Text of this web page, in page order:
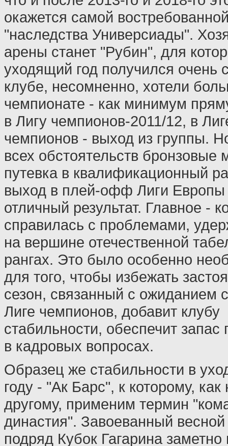
окажется самой
"наследства Универсиады".
арены станет "Рубин", для
уходящий год получился
клубе, несомненно, хотели
чемпионате - как минимум
в Лигу чемпионов-2011/12, в
чемпионов - выход из группы.
всех обстоятельств бронзовые
путевка в квалификационный
выход в плей-офф Лиги Европы
отличный результат. Главное -
справилась с проблемами,
на вершине отечественной
рангах. Это было особенно
для того, чтобы избежать
сезон, связанный с ожиданием
Лиге чемпионов, добавит клубу
стабильности, обеспечит запас
в кадровых вопросах.
Образец же стабильности в
году - "Ак Барс", к которому, как
другому, применим термин
династия". Завоеванный весной
подряд Кубок Гагарина